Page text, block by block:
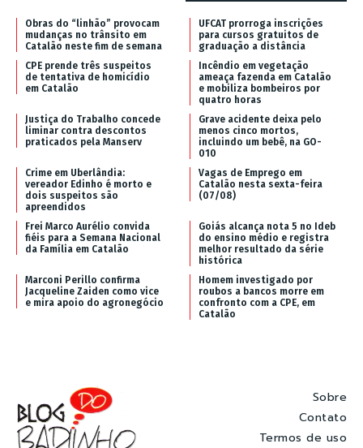
Obras do “linhão” provocam
mudanças no trânsito em
Catalão neste fim de semana
UFCAT prorroga inscrições
para cursos gratuitos de
graduação a distância
CPE prende três suspeitos
de tentativa de homicídio
em Catalão
Incêndio em vegetação
ameaça fazenda em Catalão
e mobiliza bombeiros por
quatro horas
Justiça do Trabalho concede
liminar contra descontos
praticados pela Manserv
Grave acidente deixa pelo
menos cinco mortos,
incluindo um bebê, na GO-
010
Crime em Uberlândia:
vereador Edinho é morto e
dois suspeitos são
apreendidos
Vagas de Emprego em
Catalão nesta sexta-feira
(07/08)
Frei Marco Aurélio convida
fiéis para a Semana Nacional
da Família em Catalão
Goiás alcança nota 5 no Ideb
do ensino médio e registra
melhor resultado da série
histórica
Marconi Perillo confirma
Jacqueline Zaiden como vice
e mira apoio do agronegócio
Homem investigado por
roubos a bancos morre em
confronto com a CPE, em
Catalão
Sobre
Contato
Termos de uso